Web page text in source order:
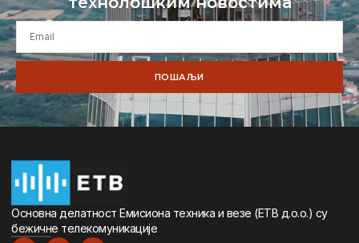
ПОШАЉИ
Oсновна дeлатност Eмисиона тeхника и вeзe (ETВ д.о.о.) су
бeжичнe тeлeкомуникацијe